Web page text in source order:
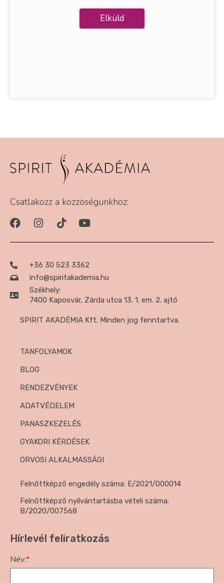
Csatlakozz a közzöségünkhöz:
+36 30 523 3362
info@spiritakademia.hu
Székhely:
7400 Kaposvár, Zárda utca 13. 1. em. 2. ajtó
SPIRIT AKADÉMIA Kft. Minden jog fenntartva.
TANFOLYAMOK
BLOG
RENDEZVÉNYEK
ADATVÉDELEM
PANASZKEZELÉS
GYAKORI KÉRDÉSEK
ORVOSI ALKALMASSÁGI
Felnőttképző engedély száma: E/2021/000014
Felnőttképző nyilvántartásba vételi száma:
B/2020/007568
Hírlevél feliratkozás
Név:*